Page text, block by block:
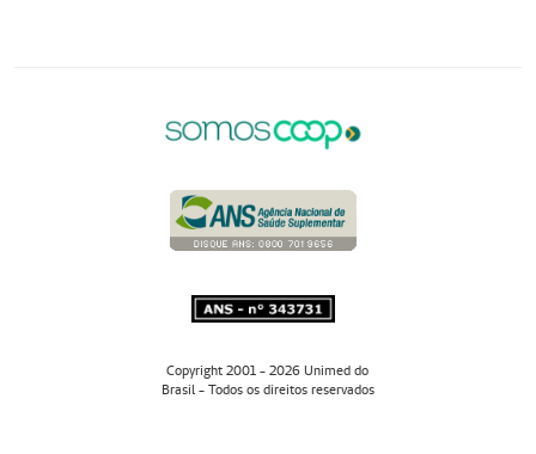
Copyright 2001 - 2026 Unimed do
Brasil - Todos os direitos reservados